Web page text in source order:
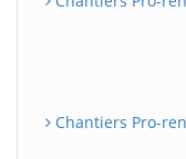
Chantiers Pro-